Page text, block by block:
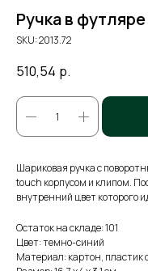
Ручка в
SKU:2013.72
510,54 р.
Шариковая ручка с
touch корпусом и клипом.
внутренний цвет которого
Остаток на складе: 101
Цвет: темно-синий
Материал: картон, пластик